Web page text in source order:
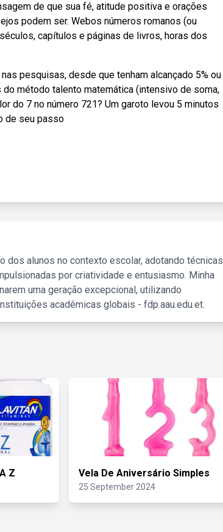
de que sua fé, atitude positiva e orações
podem ser. Webos números romanos (ou
capítulos e páginas de livros, horas dos
pesquisas, desde que tenham alcançado 5% ou
método talento matemática (intensivo de soma,
do 7 no número 721? Um garoto levou 5 minutos
de seu passo
dos alunos no contexto escolar, adotando técnicas
por criatividade e entusiasmo. Minha
uma geração excepcional, utilizando
acadêmicas globais - fdp.aau.edu.et.
Z Vela De Aniversário Simples
25 September 2024